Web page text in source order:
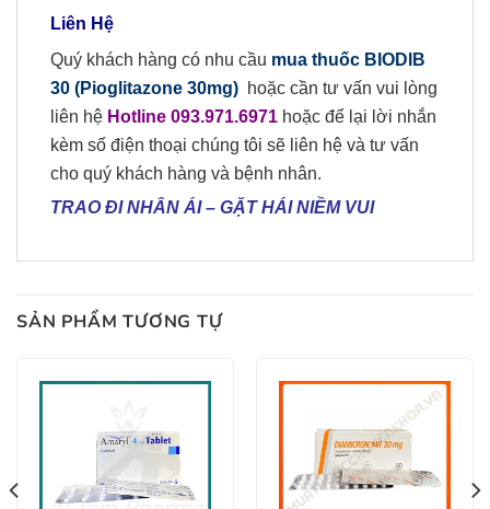
Liên Hệ
Quý khách hàng có nhu cầu mua thuốc BIODIB
30 (Pioglitazone 30mg) hoặc cần tư vấn vui lòng
liên hệ Hotline 093.971.6971 hoặc để lại lời nhắn
kèm số điện thoại chúng tôi sẽ liên hệ và tư vấn
cho quý khách hàng và bệnh nhân.
TRAO ĐI NHÂN ÁI– GẶT HÁI NIỀM VUI
SẢN PHẨM TƯƠNG TỰ